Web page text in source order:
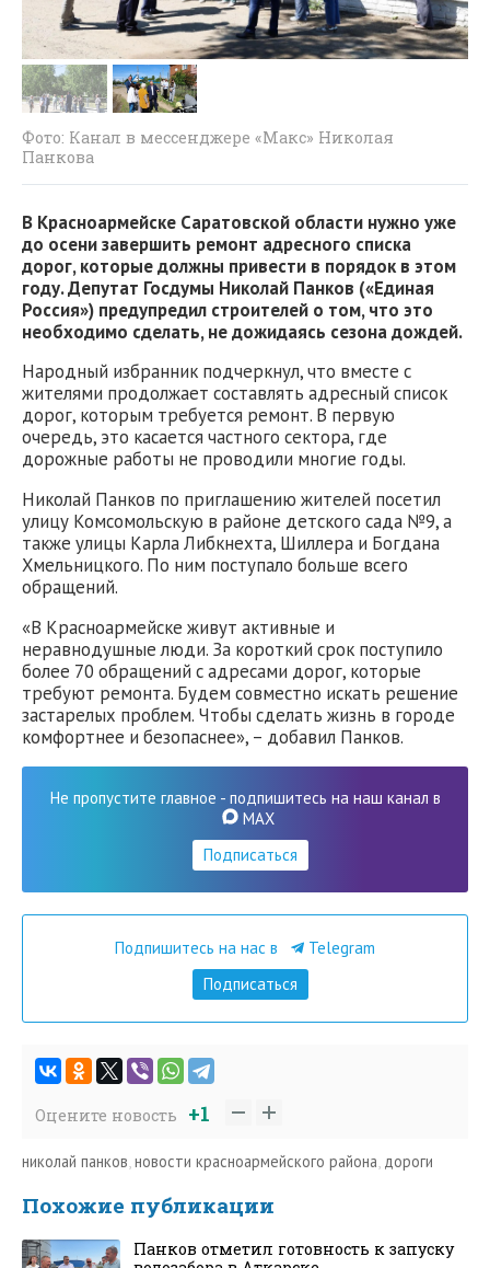
Фото: Канал в мессенджере «Макс» Николая
Панкова
В Красноармейске Саратовской области нужно уже
до осени завершить ремонт адресного списка
дорог, которые должны привести в порядок в этом
году. Депутат Госдумы Николай Панков («Единая
Россия») предупредил строителей о том, что это
необходимо сделать, не дожидаясь сезона дождей.
Народный избранник подчеркнул, что вместе с
жителями продолжает составлять адресный список
дорог, которым требуется ремонт. В первую
очередь, это касается частного сектора, где
дорожные работы не проводили многие годы.
Николай Панков по приглашению жителей посетил
улицу Комсомольскую в районе детского сада №9, а
также улицы Карла Либкнехта, Шиллера и Богдана
Хмельницкого. По ним поступало больше всего
обращений.
«В Красноармейске живут активные и
неравнодушные люди. За короткий срок поступило
более 70 обращений с адресами дорог, которые
требуют ремонта. Будем совместно искать решение
застарелых проблем. Чтобы сделать жизнь в городе
комфортнее и безопаснее», – добавил Панков.
Не пропустите главное - подпишитесь на наш канал в
MAX
Подписаться
Подпишитесь на нас в
Telegram
Подписаться
Оцените новость +1
николай панков,новости красноармейского района, дороги
Похожие публикации
Панков отметил готовность к запуску